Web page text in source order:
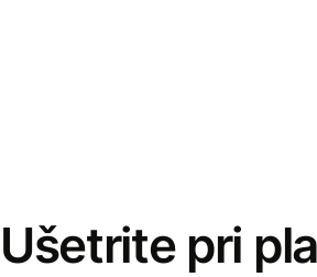
Ušetrite pri